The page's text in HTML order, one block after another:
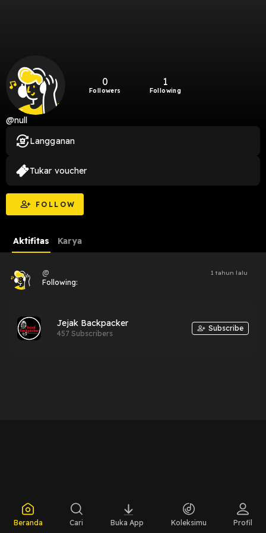
0
Followers
1
Following
@null
FOLLOW
Langganan
Tukar voucher
Aktifitas Karya
@ 1 tahun lalu
Following:
Jejak Backpacker
457 Subscribers
Subscribe
Beranda Cari Buka App Koleksimu Profil